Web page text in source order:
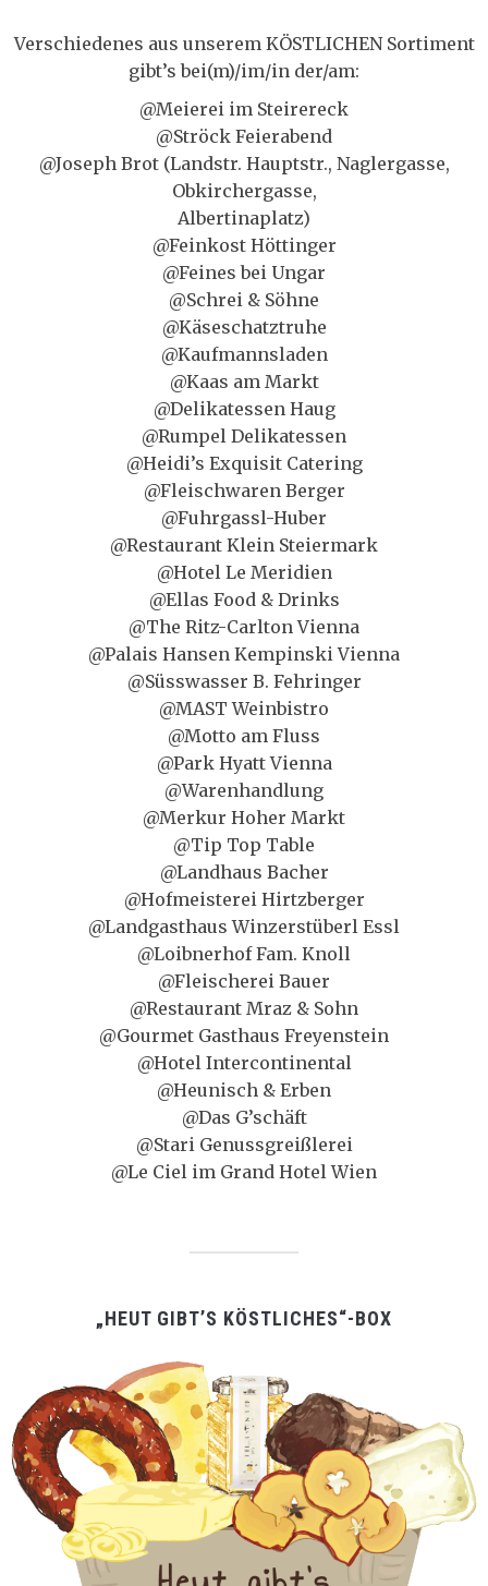
Verschiedenes aus unserem KÖSTLICHEN Sortiment
gibt’s bei(m)/im/in der/am:
@Meierei im Steirereck
@Ströck Feierabend
@Joseph Brot (Landstr. Hauptstr., Naglergasse,
Obkirchergasse,
Albertinaplatz)
@Feinkost Höttinger
@Feines bei Ungar
@Schrei & Söhne
@Käseschatztruhe
@Kaufmannsladen
@Kaas am Markt
@Delikatessen Haug
@Rumpel Delikatessen
@Heidi’s Exquisit Catering
@Fleischwaren Berger
@Fuhrgassl-Huber
@Restaurant Klein Steiermark
@Hotel Le Meridien
@Ellas Food & Drinks
@The Ritz-Carlton Vienna
@Palais Hansen Kempinski Vienna
@Süsswasser B. Fehringer
@MAST Weinbistro
@Motto am Fluss
@Park Hyatt Vienna
@Warenhandlung
@Merkur Hoher Markt
@Tip Top Table
@Landhaus Bacher
@Hofmeisterei Hirtzberger
@Landgasthaus Winzerstüberl Essl
@Loibnerhof Fam. Knoll
@Fleischerei Bauer
@Restaurant Mraz & Sohn
@Gourmet Gasthaus Freyenstein
@Hotel Intercontinental
@Heunisch & Erben
@Das G’schäft
@Stari Genussgreißlerei
@Le Ciel im Grand Hotel Wien
„HEUT GIBT’S KÖSTLICHES“-BOX